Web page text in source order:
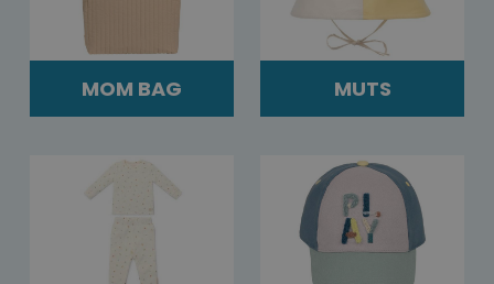
MOM BAG MUTS